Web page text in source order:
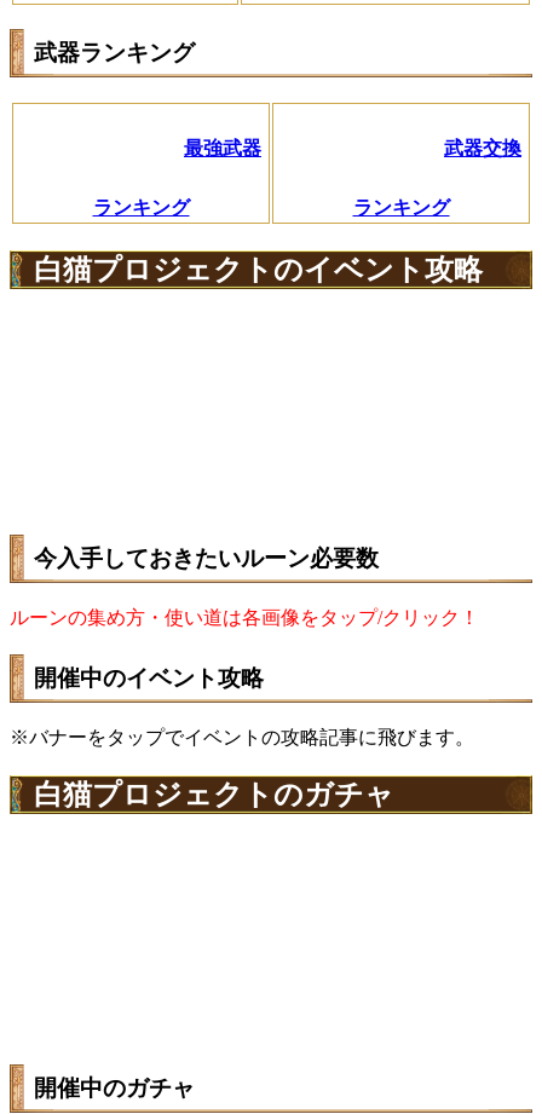
武器ランキング
最強武器
ランキング
武器交換
ランキング
白猫プロジェクトのイベント攻略
今入手しておきたいルーン必要数
ルーンの集め方・使い道は各画像をタップ/クリック！
開催中のイベント攻略
※バナーをタップでイベントの攻略記事に飛びます。
白猫プロジェクトのガチャ
開催中のガチャ